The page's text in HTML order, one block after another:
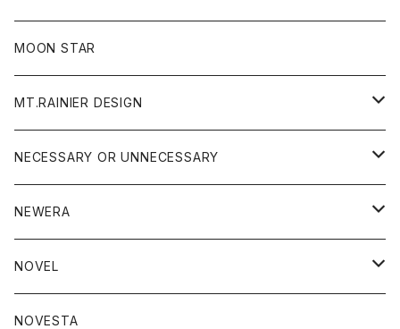
フリース
ジャケット
ニット
パンツ
帽子
MOON STAR
MT.RAINIER DESIGN
アウター
コート
ジャケット
アクセサリー
バッグ
グッズ
ウォレット
トップス
NECESSARY OR UNNECESSARY
アウター
コート
ジャケット
アクセサリー
バッグ
グッズ
NEWERA
帽子
NOVEL
トップス
NOVESTA